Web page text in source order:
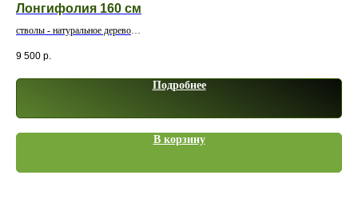
Лонгифолия 160 см
стволы - натуральное дерево
9 500 р.
Подробнее
В корзину